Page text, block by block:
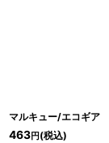
マルキュー/エコギ
463円 (税込)